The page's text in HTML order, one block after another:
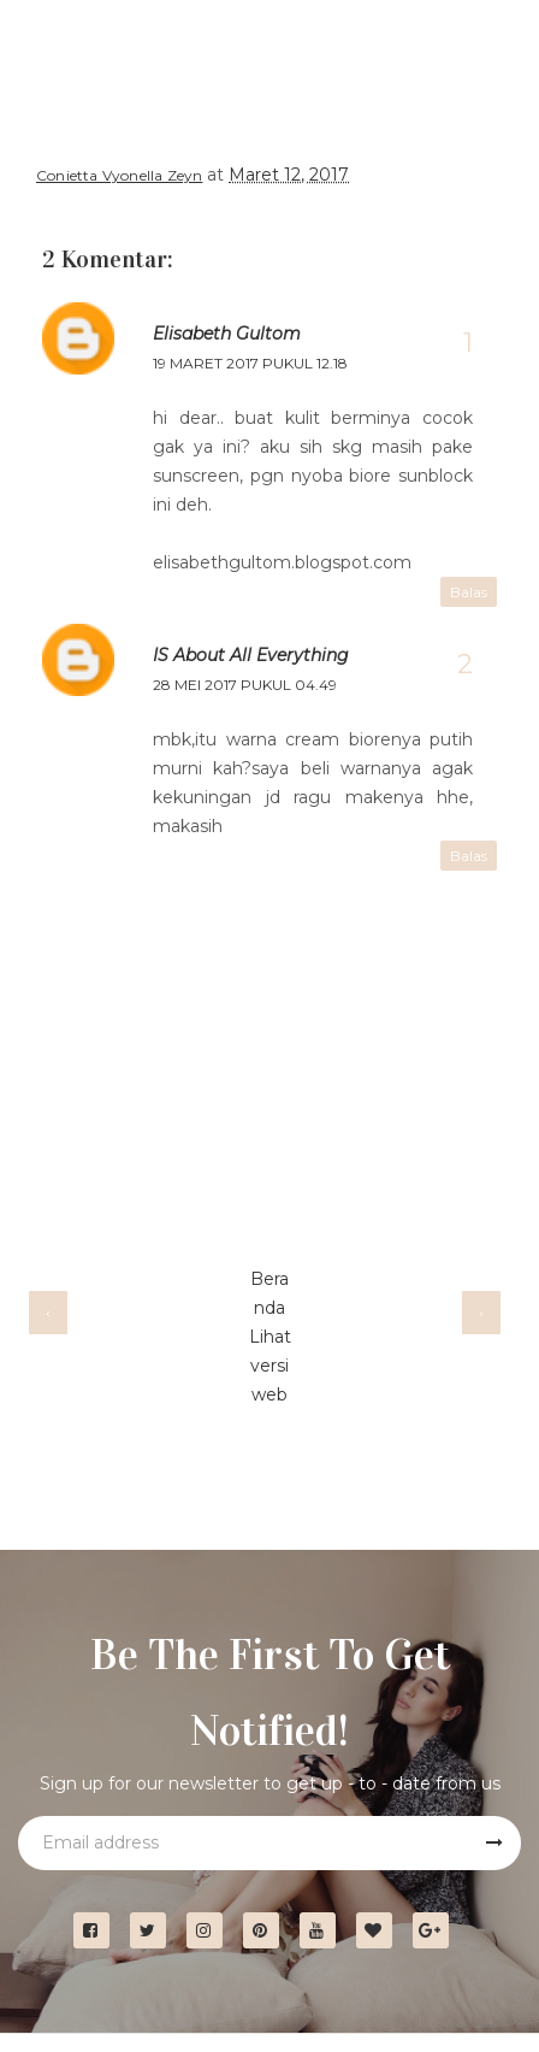
Conietta Vyonella Zeyn at Maret 12, 2017
2 Komentar:
Elisabeth Gultom
19 MARET 2017 PUKUL 12.18
hi dear.. buat kulit berminya cocok
gak ya ini? aku sih skg masih pake
sunscreen, pgn nyoba biore sunblock
ini deh.
elisabethgultom.blogspot.com
Balas
IS About All Everything
28 MEI 2017 PUKUL 04.49
mbk,itu warna cream biorenya putih
murni kah?saya beli warnanya agak
kekuningan jd ragu makenya hhe,
makasih
Balas
‹ ›
Bera
nda
Lihat
versi
web
Be The First To Get
Notified!
Sign up for our newsletter to get up - to - date from us